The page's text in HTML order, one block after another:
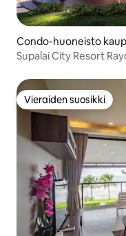
Condo-huoneisto
adu
Supalai City Resort
Vieraiden suosikki
Vieraiden suosikki